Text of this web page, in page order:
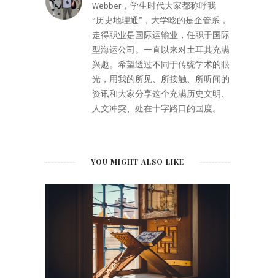
Webber，学生时代大家都称呼我
“历史地理通”，大学唸的是企管系，
走得职业是国际运输业，任职于国际
型海运公司。一直以来对土耳其充满
兴趣。希望透过不同于传统学术的眼
光，用我的所见、所接触、所听闻的
资讯和大家分享这个充满历史文明、
人文冲突、处在十字路口的国度。
YOU MIGHT ALSO LIKE